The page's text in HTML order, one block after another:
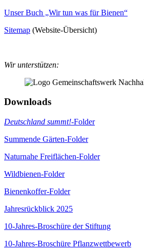
Unser Buch „Wir tun was für Bienen“
Sitemap (Website-Übersicht)
Wir unterstützen:
Downloads
Deutschland summt!-Folder
Summende Gärten-Folder
Naturnahe Freiflächen-Folder
Wildbienen-Folder
Bienenkoffer-Folder
Jahresrückblick 2025
10-Jahres-Broschüre der Stiftung
10-Jahres-Broschüre Pflanzwettbewerb